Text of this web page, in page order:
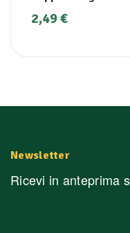
2,49€
Newsletter
Ricevi in anteprima